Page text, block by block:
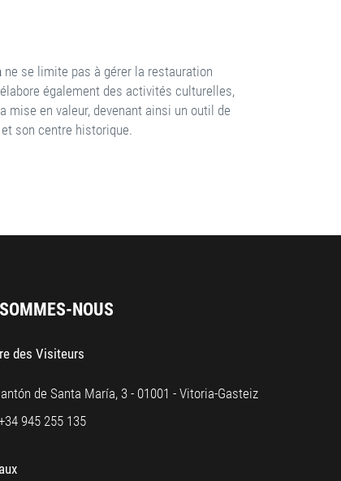
ne se limite pas à gérer la restauration
également des activités culturelles,
mise en valeur, devenant ainsi un outil de
son centre historique.
NOUS
des Visiteurs
de Santa María, 3 - 01001 - Vitoria-Gasteiz
945 255 135